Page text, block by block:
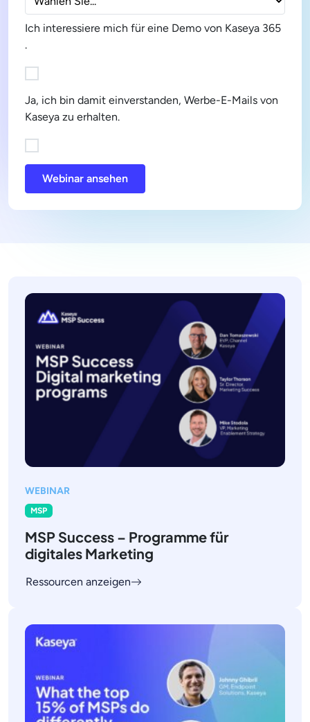
Ich interessiere mich für eine Demo von Kaseya 365
.
Ja, ich bin damit einverstanden, Werbe-E-Mails von
Kaseya zu erhalten.
Webinar ansehen
WEBINAR
MSP
MSP Success – Programme für
digitales Marketing
Ressourcen anzeigen